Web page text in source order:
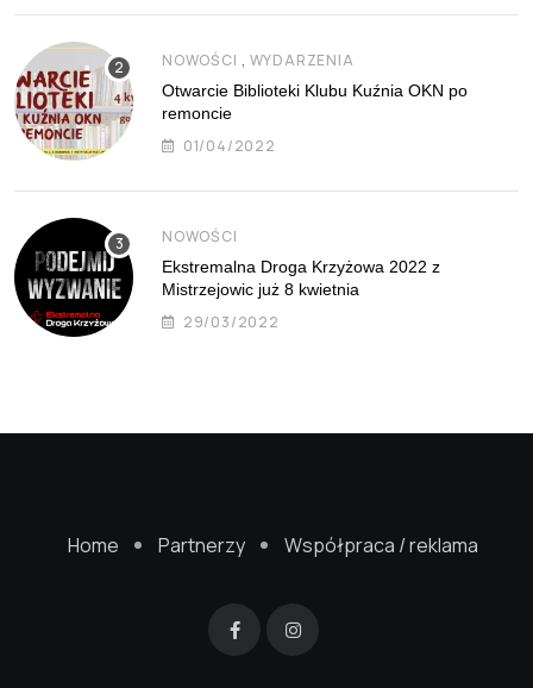
NOWOŚCI , WYDARZENIA
Otwarcie Biblioteki Klubu Kuźnia OKN po
remoncie
01/04/2022
NOWOŚCI
Ekstremalna Droga Krzyżowa 2022 z
Mistrzejowic już 8 kwietnia
29/03/2022
Home Partnerzy Współpraca / reklama